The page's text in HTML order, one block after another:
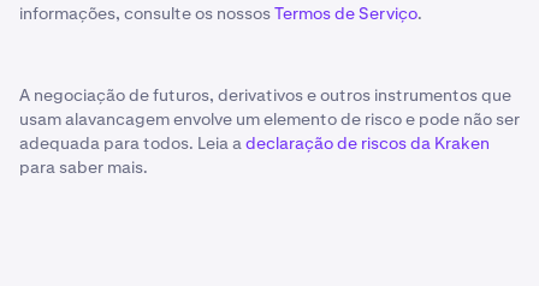
informações, consulte os nossosTermos de Serviço.
A negociação de futuros, derivativos e outros instrumentos que
usam alavancagem envolve um elemento de risco e pode não ser
adequada para todos. Leia adeclaração de riscos da Kraken
para saber mais.